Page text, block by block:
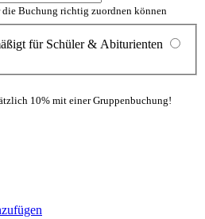
Buchung richtig zuordnen können
für Schüler & Abiturienten
10% mit einer Gruppenbuchung!